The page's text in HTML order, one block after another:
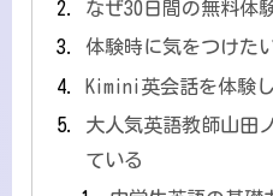
なぜ30日間の無料体
体験時に気をつけた
Kimini英会話を体験
大人気英語教師山田
ている